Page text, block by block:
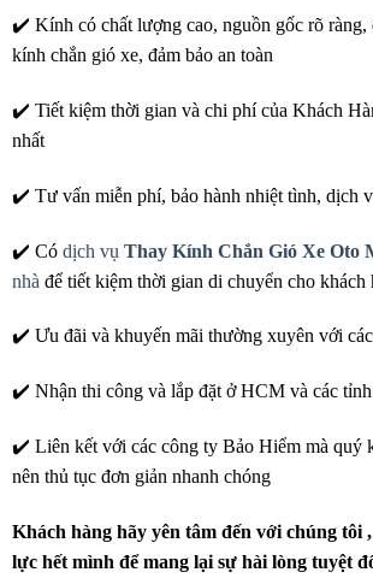
✔️ Kính có chất lượng cao, nguồn gốc rõ ràng,
kính chắn gió xe, đảm bảo an toàn
✔️ Tiết kiệm thời gian và chi phí của Khách
nhất
✔️ Tư vấn miễn phí, bảo hành nhiệt tình, dịch
✔️ Có dịch vụ Thay Kính Chắn Gió Xe Oto
nhà để tiết kiệm thời gian di chuyển cho khách
✔️ Ưu đãi và khuyến mãi thường xuyên với
✔️ Nhận thi công và lắp đặt ở HCM và các tỉnh
✔️ Liên kết với các công ty Bảo Hiểm mà quý
nên thủ tục đơn giản nhanh chóng
Khách hàng hãy yên tâm đến với chúng tôi
lực hết mình để mang lại sự hài lòng tuyệt